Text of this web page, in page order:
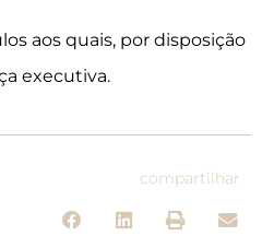
aos quais, por disposição
executiva.
compartilhar